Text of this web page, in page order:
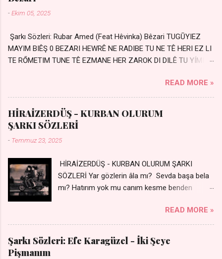
-Ekim 05, 2025
Şarkı Sözleri: Rubar Amed (Feat Hêvinka) Bêzari TUGŪYIEZ
MAYIM BIÊŞ 0 BEZARI HEWRÊ NE RADIBE TU NE TÊ HERI EZ LI
TE RŐMETIM TUNE TÊ EZMANE HER ZAROK DI DILÊ TU YÍMIN
Silinmis yarıda. Hasretin yel gibi Eser yar içimden Bir kıza sevdalı
Yaralı adamım. Sensizlik bir hançer Geceler susmuyor Yaralı
kalbimde Bir sızı durmuyor Tu yi bihare min Ez ji payizim Li
dile şevên min Teng e nefes im Adını sayıklar Uykusuz
geceler Sensiz her sabahım Sessiz ve kederli
READ MORE »
HİRAİZERDÜŞ - KURBAN OLURUM
ŞARKI SÖZLERİ
- Temmuz 23, 2025
HİRAİZERDÜŞ - KURBAN OLURUM ŞARKI
SÖZLERİ Yar gözlerin âla mı? Sevda başa bela
mı? Hatırım yok mu canım kesme benden
dünyayı durdururum Ben sana yoldaş olurum
kurban olurum.. - Sen gülümse bi yol bulurum
Yaslanırsan dağ olurum Ben sana sevda olurum
kurban olurum Can canım cananım Yar gözlerin
READ MORE »
Şarkı Sözleri: Efe Karagüzel - İki Şeye
Pişmanım